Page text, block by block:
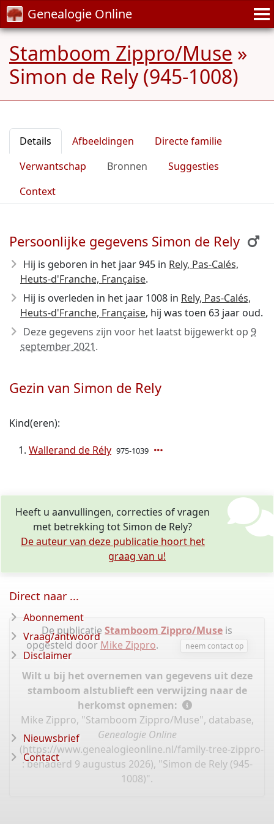
Genealogie Online
Stamboom Zippro/Muse »
Simon de Rely (945-1008)
Details Afbeeldingen
Directe familie
Verwantschap
Bronnen
Suggesties
Context
Persoonlijke gegevens Simon de Rely
Hij is geboren in het jaar 945 in Rely, Pas-Calés,
Heuts-d'Franche, Française.
Hij is overleden in het jaar 1008 in Rely, Pas-Calés,
Heuts-d'Franche, Française, hij was toen 63 jaar oud.
Deze gegevens zijn voor het laatst bijgewerkt op 9
september 2021.
Gezin van Simon de Rely
Kind(eren):
Wallerand de Rély 975-1039
Heeft u aanvullingen, correcties of vragen
met betrekking tot Simon de Rely?
De auteur van deze publicatie hoort het
graag van u!
De publicatie Stamboom Zippro/Muse is
opgesteld door Mike Zippro. neem contact op
Wilt u bij het overnemen van gegevens uit deze
stamboom alstublieft een verwijzing naar de
herkomst opnemen:
Mike Zippro, "Stamboom Zippro/Muse", database,
Genealogie Online
(https://www.genealogieonline.nl/family-tree-zippro-
: benaderd 9 augustus 2026), "Simon de Rely (945-
1008)".
Direct naar ...
Abonnement
Vraag/antwoord
Disclaimer
Nieuwsbrief
Contact